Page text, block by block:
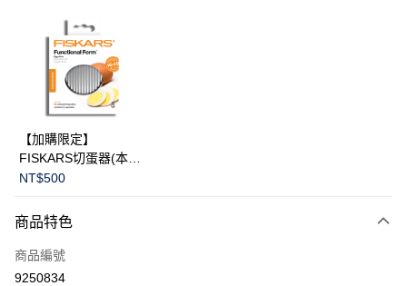
3 期 0 利率 每期
合作金庫商業銀行
華南商業銀行
上海商業儲蓄銀行
國泰世華商業銀行
臺灣中小企業銀行
匯豐（台灣）商業銀行
聯邦商業銀行
元大商業銀行
台新國際商業銀行
LINE Pay
Apple Pay
運送方式
黑貓宅急便
【加購限定】
FISKARS切蛋器(本商
品不提供破損保證)
NT$500
商品特色
商品編號
9250834